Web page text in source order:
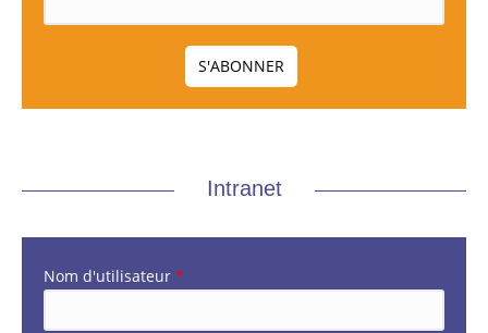
Intranet
Nom d'utilisateur *